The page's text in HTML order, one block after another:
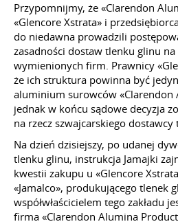
Przypomnijmy, że «Clarendon
«Glencore Xstrata» i
do niedawna prowadzili
zasadności dostaw tlenku glinu
wymienionych firm. Prawnicy
że ich struktura powinna być
aluminium surowców «Clarendon
jednak w końcu sądowe decyzja
na rzecz szwajcarskiego dostawcy
Na dzień dzisiejszy, po udanej
tlenku glinu, instrukcja Jamajki
kwestii zakupu u «Glencore
«Jamalco», produkującego tlenek
współwłaścicielem tego zakładu
firma «Clarendon Alumina